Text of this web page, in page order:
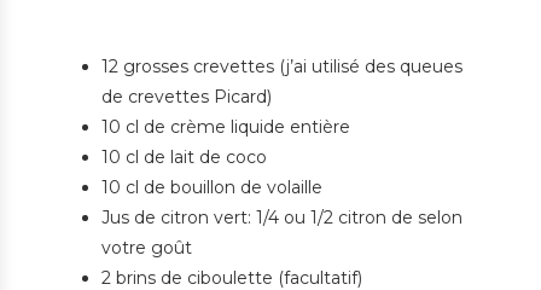
12 grosses crevettes (j’ai utilisé des queues
de crevettes Picard)
10 cl de crème liquide entière
10 cl de lait de coco
10 cl de bouillon de volaille
Jus de citron vert: 1/4 ou 1/2 citron de selon
votre goût
2 brins de ciboulette (facultatif)